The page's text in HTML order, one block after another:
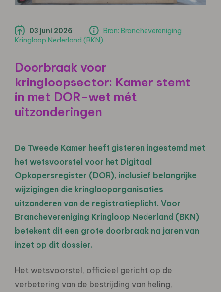
03 juni 2026
Bron: Branchevereniging
Kringloop Nederland (BKN)
Doorbraak voor
kringloopsector: Kamer stemt
in met DOR-wet mét
uitzonderingen
De Tweede Kamer heeft gisteren ingestemd met
het wetsvoorstel voor het Digitaal
Opkopersregister (DOR), inclusief belangrijke
wijzigingen die kringlooporganisaties
uitzonderen van de registratieplicht. Voor
Branchevereniging Kringloop Nederland (BKN)
betekent dit een grote doorbraak na jaren van
inzet op dit dossier.
Het wetsvoorstel, officieel gericht op de
verbetering van de bestrijding van heling,